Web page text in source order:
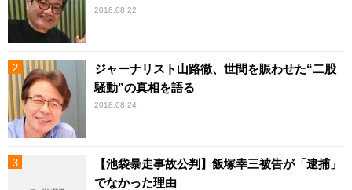
2018.08.22
ジャーナリスト山路徹、世間を賑わせた“二股
騒動”の真相を語る
2018.08.24
【池袋暴走事故公判】飯塚幸三被告が「逮捕」
でなかった理由